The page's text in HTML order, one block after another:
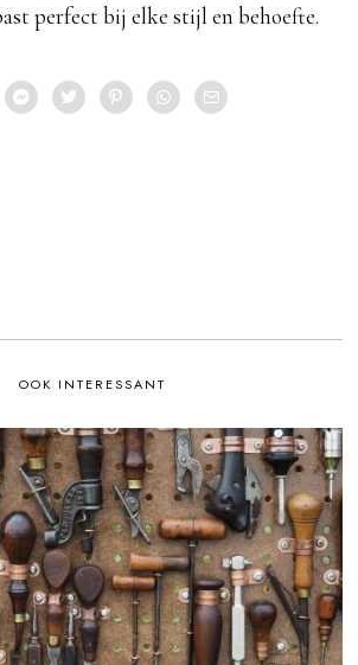
perfect bij elke stijl en behoefte.
OOK INTERESSANT